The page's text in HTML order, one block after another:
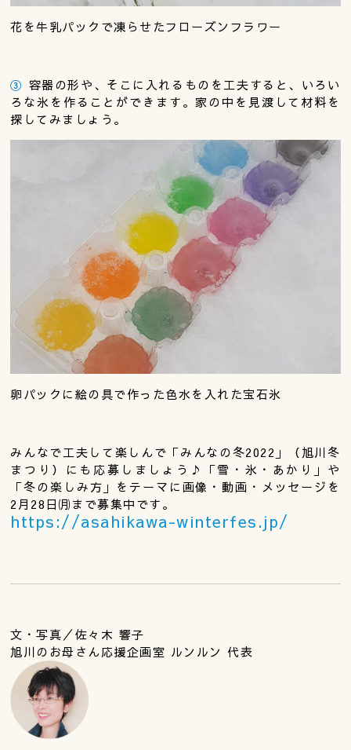
花を牛乳パックで凍らせたフローズンフラワー
③ 容器の形や、そこに入れるものを工夫すると、いろい
ろな氷を作ることができます。家の中を見渡して材料を
探してみましょう。
卵パックに絵の具で作った色水を入れた宝石氷
みんなで工夫して楽しんで「みんなの冬2022」（旭川冬
まつり）にも応募しましょう♪「雪・氷・あかり」や
「冬の楽しみ方」をテーマに画像・動画・メッセージを
2月28日㈪まで募集中です。
https://asahikawa-winterfes.jp/
文・写真／佐々木 響子
旭川のお母さん応援企画室 ルンルン 代表